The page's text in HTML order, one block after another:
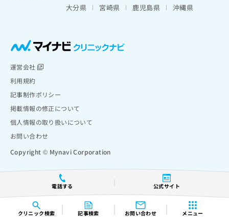
クリニック検索 記事検索 お問い合わせ メニュー
電話する 公式サイト
大分県
宮崎県 鹿児島県 沖縄県
運営会社
利用規約
記事制作ポリシー
掲載情報の修正について
個人情報の取り扱いについて
お問い合わせ
Copyright © Mynavi Corporation